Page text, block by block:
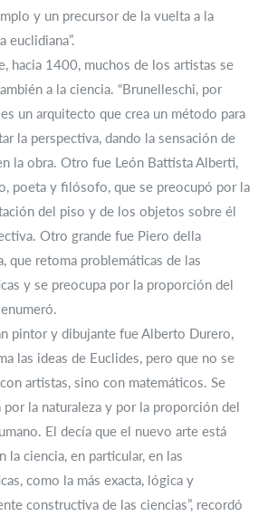
y un precursor de la vuelta a la
euclidiana”.
hacia 1400, muchos de los artistas se
a la ciencia. “Brunelleschi, por
un arquitecto que crea un método para
la perspectiva, dando la sensación de
la obra. Otro fue León Battista Alberti,
poeta y filósofo, que se preocupó por la
del piso y de los objetos sobre él
Otro grande fue Piero della
que retoma problemáticas de las
y se preocupa por la proporción del
pintor y dibujante fue Alberto Durero,
las ideas de Euclides, pero que no se
artistas, sino con matemáticos. Se
por la naturaleza y por la proporción del
El decía que el nuevo arte está
la ciencia, en particular, en las
como la más exacta, lógica y
constructiva de las ciencias”, recordó